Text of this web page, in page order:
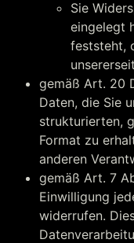
Sie
eingelegt
feststeht,
gemäß Art. 20
Daten, die Sie
strukturierten,
Format zu
anderen
gemäß Art. 7
Einwilligung
widerrufen.